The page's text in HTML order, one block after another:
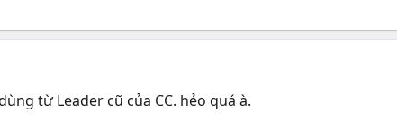
từ Leader cũ của CC. hẻo quá à.